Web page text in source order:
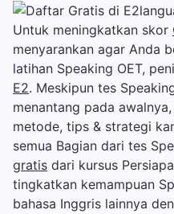
Untuk meningkatkan skor
menyarankan agar Anda
latihan Speaking OET,
E2. Meskipun tes
menantang pada
metode, tips & strategi
semua Bagian dari tes
gratis dari kursus
tingkatkan kemampuan
bahasa Inggris lainnya